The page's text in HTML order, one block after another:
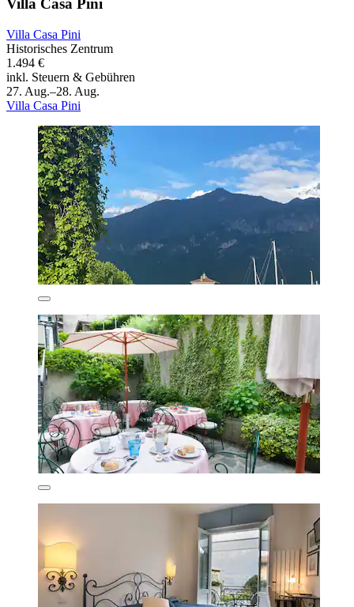
Villa Casa Pini
Villa Casa Pini
Historisches Zentrum
1.494 €
inkl. Steuern & Gebühren
27. Aug.–28. Aug.
Villa Casa Pini